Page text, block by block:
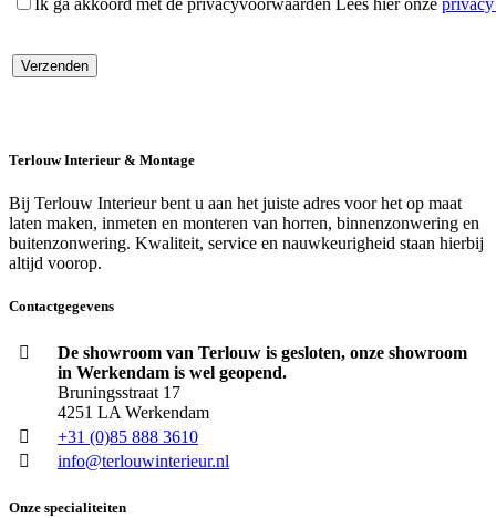
Ik ga akkoord met de privacyvoorwaarden Lees hier onze
Terlouw Interieur & Montage
Bij Terlouw Interieur bent u aan het juiste adres voor het op maat
laten maken, inmeten en monteren van horren, binnenzonwering en
buitenzonwering. Kwaliteit, service en nauwkeurigheid staan hierbij
altijd voorop.
Contactgegevens
De showroom van Terlouw is gesloten, onze showroom
in Werkendam is wel geopend.
Bruningsstraat 17
4251 LA Werkendam
+31 (0)85 888 3610
info@terlouwinterieur.nl
Onze specialiteiten